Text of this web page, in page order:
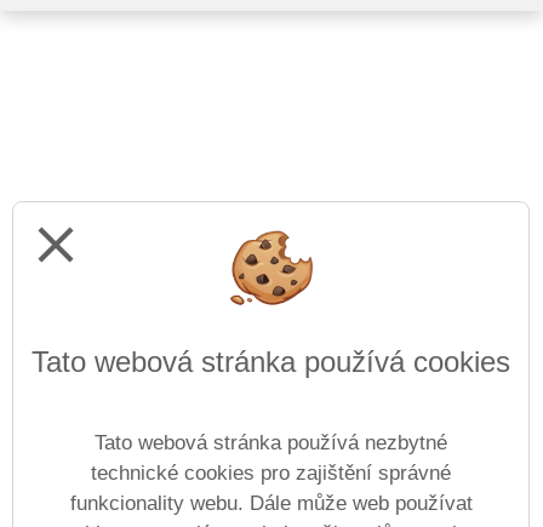
close
Tato webová stránka používá cookies
Tato webová stránka používá nezbytné
technické cookies pro zajištění správné
funkcionality webu. Dále může web používat